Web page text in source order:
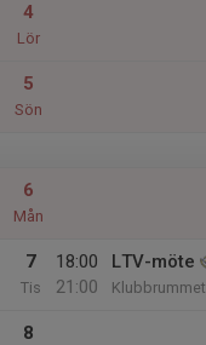
4
Lör
5
Sön
6
Mån
7
Tis
18:00
21:00
LTV-möte
Klubbrummet
8